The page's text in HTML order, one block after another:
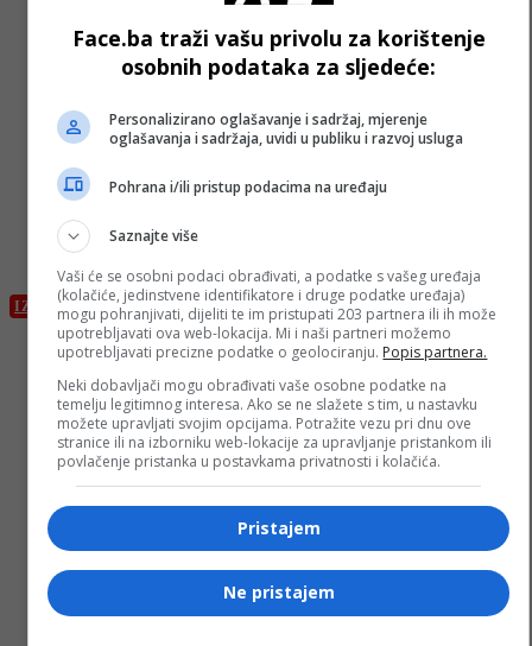
IZDVOJENO
Kina: Pozivamo na uspostavljanje nezavisne države
Palestine
Face.ba traži vašu privolu za korištenje
osobnih podataka za sljedeće:
Personalizirano oglašavanje i sadržaj, mjerenje
oglašavanja i sadržaja, uvidi u publiku i razvoj usluga
Pohrana i/ili pristup podacima na uređaju
Saznajte više
Vaši će se osobni podaci obrađivati, a podatke s vašeg uređaja
(kolačiće, jedinstvene identifikatore i druge podatke uređaja)
mogu pohranjivati, dijeliti te im pristupati 203 partnera ili ih može
upotrebljavati ova web-lokacija. Mi i naši partneri možemo
upotrebljavati precizne podatke o geolociranju. Popis partnera.
Neki dobavljači mogu obrađivati vaše osobne podatke na
temelju legitimnog interesa. Ako se ne slažete s tim, u nastavku
možete upravljati svojim opcijama. Potražite vezu pri dnu ove
stranice ili na izborniku web-lokacije za upravljanje pristankom ili
povlačenje pristanka u postavkama privatnosti i kolačića.
Pristajem
Ne pristajem